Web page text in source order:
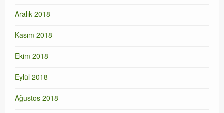
Aralık 2018
Kasım 2018
Ekim 2018
Eylül 2018
Ağustos 2018